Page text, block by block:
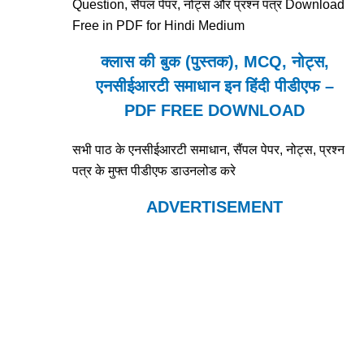
Question, सैंपल पेपर, नोट्स और प्रश्न पत्र Download
Free in PDF for Hindi Medium
क्लास की बुक (पुस्तक), MCQ, नोट्स,
एनसीईआरटी समाधान इन हिंदी पीडीएफ –
PDF FREE DOWNLOAD
सभी पाठ के एनसीईआरटी समाधान, सैंपल पेपर, नोट्स, प्रश्न
पत्र के मुफ्त पीडीएफ डाउनलोड करे
ADVERTISEMENT